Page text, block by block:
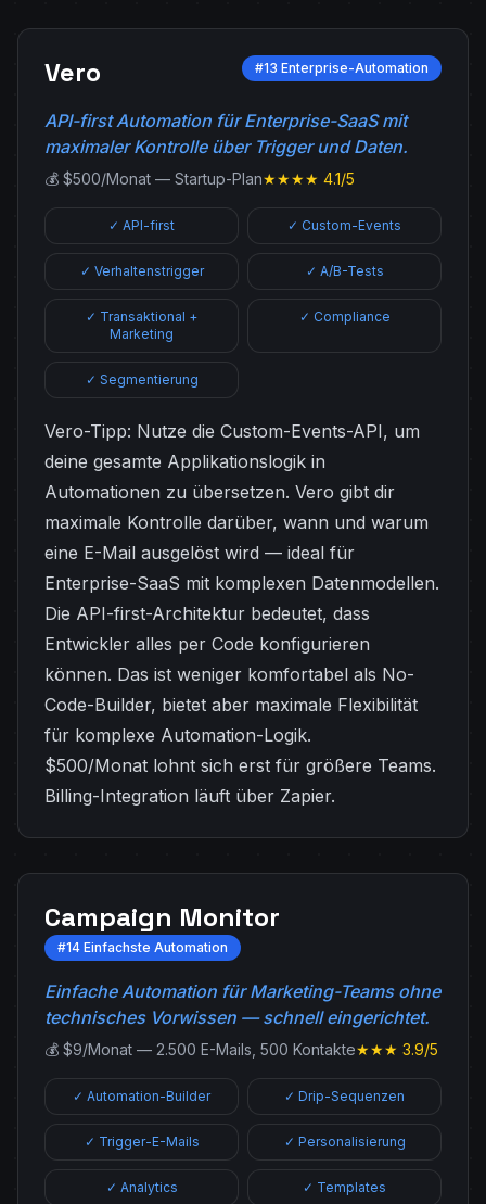
Vero #13 Enterprise-Automation
API-first Automation für Enterprise-SaaS mit
maximaler Kontrolle über Trigger und Daten.
💰 $500/Monat — Startup-Plan★★★★ 4.1/5
✓ API-first ✓ Custom-Events
✓ Verhaltenstrigger ✓ A/B-Tests
✓ Transaktional +
Marketing
✓ Compliance
✓ Segmentierung
Vero-Tipp: Nutze die Custom-Events-API, um
deine gesamte Applikationslogik in
Automationen zu übersetzen. Vero gibt dir
maximale Kontrolle darüber, wann und warum
eine E-Mail ausgelöst wird — ideal für
Enterprise-SaaS mit komplexen Datenmodellen.
Die API-first-Architektur bedeutet, dass
Entwickler alles per Code konfigurieren
können. Das ist weniger komfortabel als No-
Code-Builder, bietet aber maximale Flexibilität
für komplexe Automation-Logik.
$500/Monat lohnt sich erst für größere Teams.
Billing-Integration läuft über Zapier.
Campaign Monitor
#14 Einfachste Automation
Einfache Automation für Marketing-Teams ohne
technisches Vorwissen — schnell eingerichtet.
💰 $9/Monat — 2.500 E-Mails, 500 Kontakte★★★ 3.9/5
✓ Automation-Builder ✓ Drip-Sequenzen
✓ Trigger-E-Mails ✓ Personalisierung
✓ Analytics ✓ Templates